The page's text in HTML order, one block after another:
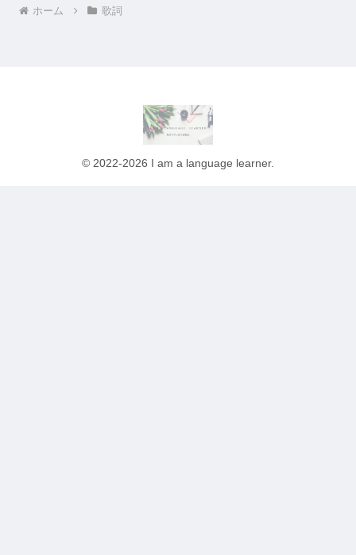
ホーム 歌詞
© 2022-2026 I am a language learner.